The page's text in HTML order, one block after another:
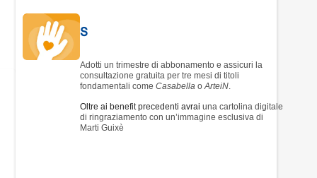
S
Adotti un trimestre di abbonamento e assicuri la
consultazione gratuita per tre mesi di titoli
fondamentali comeCasabella oArteiN.
Oltre ai benefit precedenti avraiuna cartolina digitale
di ringraziamento con un’immagine esclusiva di
Marti Guixè